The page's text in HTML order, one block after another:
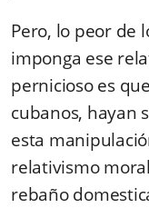
Pero, lo peor de
imponga ese
pernicioso es
cubanos, hayan
esta
relativismo
rebaño